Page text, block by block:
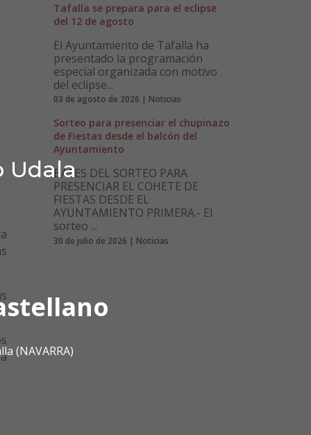
Udala
(NAVARRA)
Tafalla se prepara para el eclipse
del 12 de agosto
El Ayuntamiento de Tafalla ha
presentado la programación
especial organizada con motivo
del eclipse...
03 de agosto de 2026 | Noticias
Sorteo para presenciar el chupinazo
de Fiestas desde el balcón del
Ayuntamiento
BASES DEL SORTEO PARA
PRESENCIAR EL COHETE DE
FIESTAS DESDE EL
AYUNTAMIENTO PRIMERA.- El
sorteo ...
30 de julio de 2026 | Noticias